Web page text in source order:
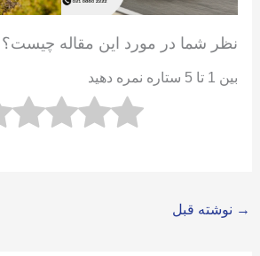
نظر شما در مورد این مقاله چیست؟
بین 1 تا 5 ستاره نمره دهید
→ نوشته قبل